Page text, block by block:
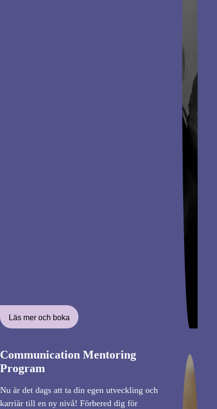
Läs mer och boka
Communication Mentoring
Program
Nu är det dags att ta din egen utveckling och
karriär till en ny nivå! Förbered dig för